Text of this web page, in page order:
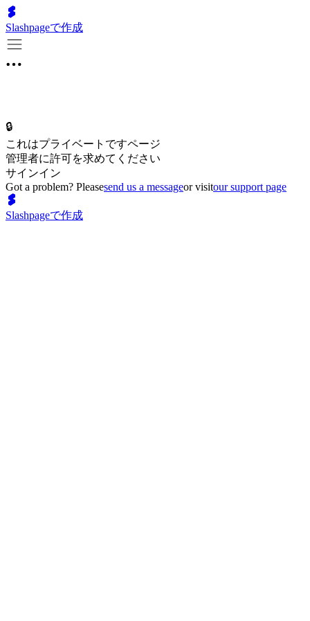
Slashpageで作成
🔒
これはプライベートですページ
管理者に許可を求めてください
サインイン
Got a problem? Pleasesend us a messageor visitour support page
Slashpageで作成